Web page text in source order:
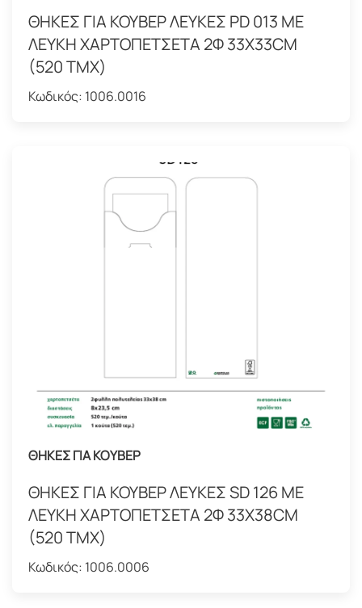
ΘΗΚΕΣ ΓΙΑ ΚΟΥΒΕΡ ΛΕΥΚΕΣ PD 013 ΜΕ
ΛΕΥΚΗ ΧΑΡΤΟΠΕΤΣΕΤΑ 2Φ 33Χ33CM
(520 ΤΜΧ)
Κωδικός: 1006.0016
ΘΗΚΕΣ ΓΙΑ ΚΟΥΒΕΡ
ΘΗΚΕΣ ΓΙΑ ΚΟΥΒΕΡ ΛΕΥΚΕΣ SD 126 ΜΕ
ΛΕΥΚΗ ΧΑΡΤΟΠΕΤΣΕΤΑ 2Φ 33Χ38CM
(520 ΤΜΧ)
Κωδικός: 1006.0006